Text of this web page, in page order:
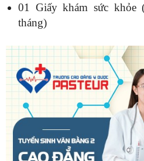
01 Giấy khám sức khỏe
tháng)